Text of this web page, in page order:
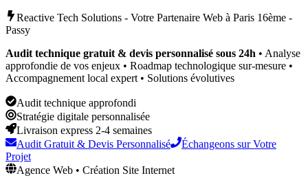
Reactive Tech Solutions - Votre Partenaire Web à Paris 16ème -
Passy
Audit technique gratuit & devis personnalisé sous 24h • Analyse
approfondie de vos enjeux • Roadmap technologique sur-mesure •
Accompagnement local expert • Solutions évolutives
Audit technique approfondi
Stratégie digitale personnalisée
Livraison express 2-4 semaines
Audit Gratuit & Devis Personnalisé
Échangeons sur Votre
Projet
Agence Web • Création Site Internet